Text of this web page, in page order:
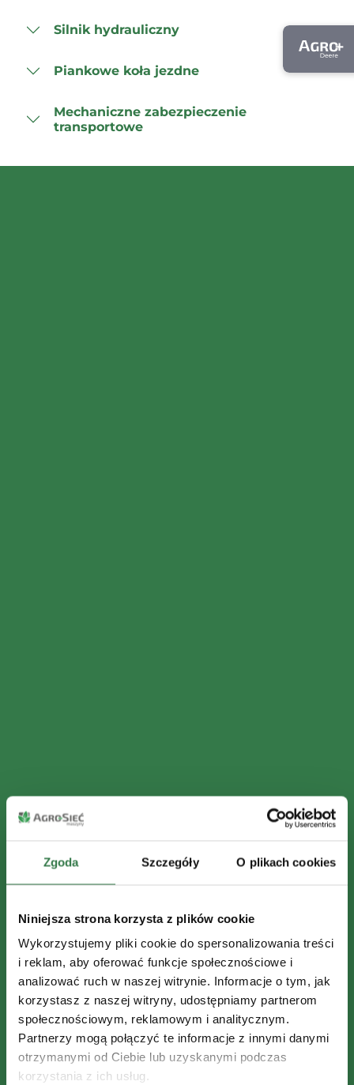
Zgoda Szczegóły O plikach cookies
Niniejsza strona korzysta z plików cookie
Wykorzystujemy pliki cookie do spersonalizowania treści
i reklam, aby oferować funkcje społecznościowe i
analizować ruch w naszej witrynie. Informacje o tym, jak
korzystasz z naszej witryny, udostępniamy partnerom
społecznościowym, reklamowym i analitycznym.
Partnerzy mogą połączyć te informacje z innymi danymi
otrzymanymi od Ciebie lub uzyskanymi podczas
korzystania z ich usług.
Silnik hydrauliczny
Piankowe koła jezdne
Mechaniczne zabezpieczenie
transportowe